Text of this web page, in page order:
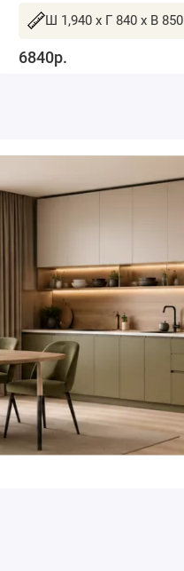
Ш 1,940 x Г 840 x В 850
6840р.